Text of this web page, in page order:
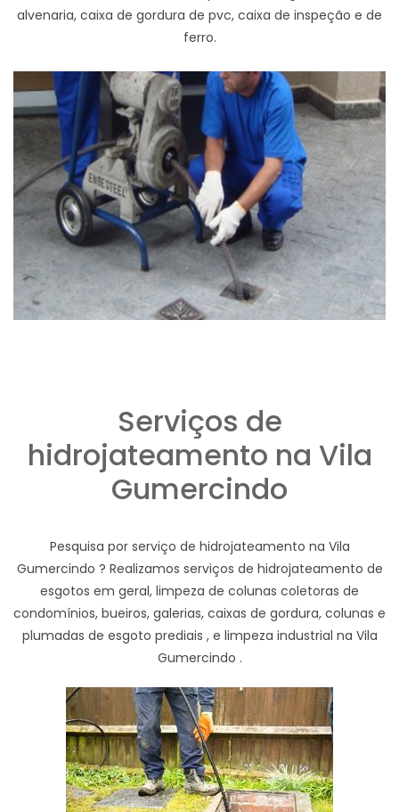
alvenaria, caixa de gordura de pvc, caixa de inspeção e de
ferro.
Serviços de
hidrojateamento na Vila
Gumercindo
Pesquisa por serviço de hidrojateamento na Vila
Gumercindo ? Realizamos serviços de hidrojateamento de
esgotos em geral, limpeza de colunas coletoras de
condomínios, bueiros, galerias, caixas de gordura, colunas e
plumadas de esgoto prediais , e limpeza industrial na Vila
Gumercindo .